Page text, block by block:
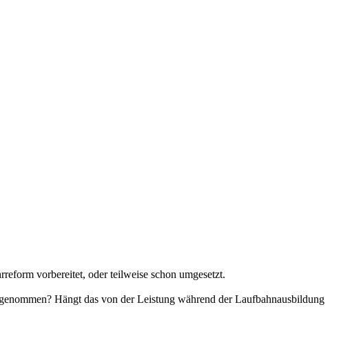
vorbereitet, oder teilweise schon umgesetzt.
Hängt das von der Leistung während der Laufbahnausbildung